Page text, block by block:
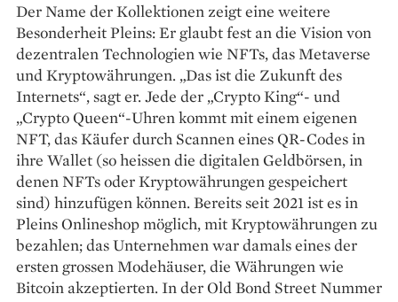
Der Name der Kollektionen zeigt eine weitere
Besonderheit Pleins: Er glaubt fest an die Vision von
dezentralen Technologien wie NFTs, das Metaverse
und Kryptowährungen. „Das ist die Zukunft des
Internets“, sagt er. Jede der „Crypto King“- und
„Crypto Queen“-Uhren kommt mit einem eigenen
NFT, das Käufer durch Scannen eines QR-Codes in
ihre Wallet (so heissen die digitalen Geldbörsen, in
denen NFTs oder Kryptowährungen gespeichert
sind) hinzufügen können. Bereits seit 2021 ist es in
Pleins Onlineshop möglich, mit Kryptowährungen zu
bezahlen; das Unternehmen war damals eines der
ersten grossen Modehäuser, die Währungen wie
Bitcoin akzeptierten. In der Old Bond Street Nummer